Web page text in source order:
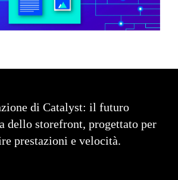
di Catalyst: il futuro
dello storefront, progettato per
prestazioni e velocità.